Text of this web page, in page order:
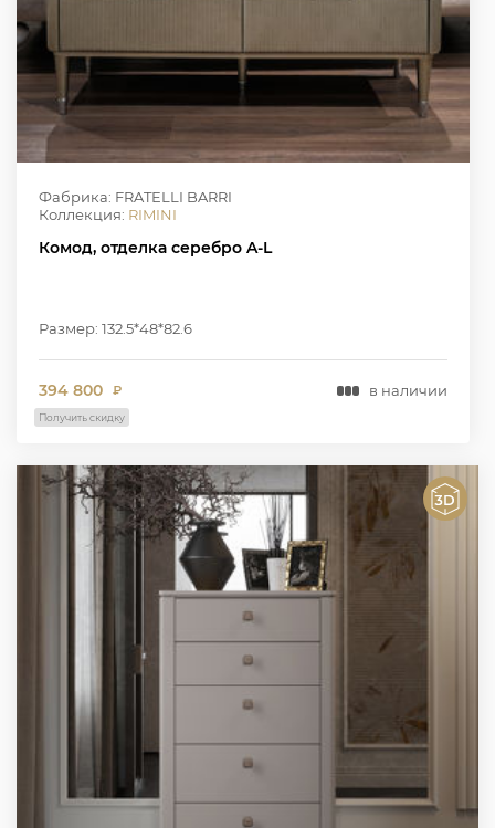
Фабрика: FRATELLI BARRI
Коллекция: RIMINI
Комод, отделка серебро A-L
Размер: 132.5*48*82.6
394 800 ₽ в наличии
Получить скидку